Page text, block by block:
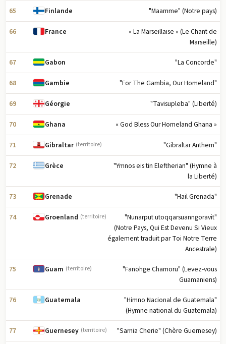
65 Finlande "Maamme" (Notre pays)
66 France
« La Marseillaise » (Le Chant de
Marseille)
67 Gabon "La Concorde"
68 Gambie "For The Gambia, Our Homeland"
69 Géorgie "Tavisupleba" (Liberté)
70 Ghana « God Bless Our Homeland Ghana »
71 Gibraltar (territoire) "Gibraltar Anthem"
72 Grèce
"Ymnos eis tin Eleftherian" (Hymne à
la Liberté)
73 Grenade "Hail Grenada"
74 Groenland (territoire)
"Nunarput utoqqarsuanngoravit"
(Notre Pays, Qui Est Devenu Si Vieux
également traduit par Toi Notre Terre
Ancestrale)
75 Guam (territoire)
"Fanohge Chamoru" (Levez-vous
Guamaniens)
76 Guatemala
"Himno Nacional de Guatemala"
(Hymne national du Guatemala)
77 Guernesey (territoire) "Sarnia Cherie" (Chère Guernesey)